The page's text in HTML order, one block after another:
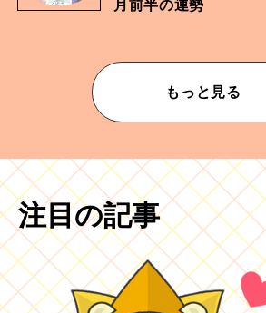
月前半の運勢
もっと見る
注目の記事